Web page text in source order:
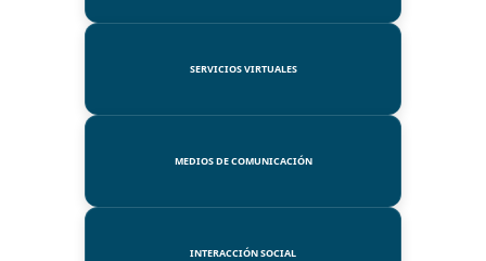
SERVICIOS VIRTUALES
MEDIOS DE COMUNICACIÓN
INTERACCIÓN SOCIAL